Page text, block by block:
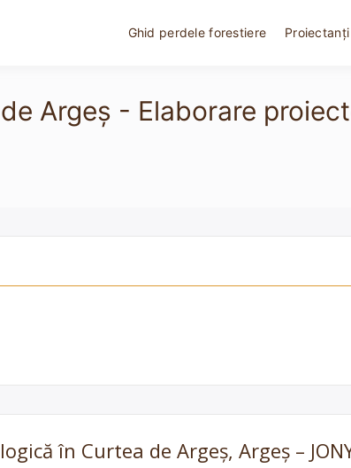
Ghid perdele forestiere Proiectanți
Argeș - Elaborare
în Curtea de Argeș, Argeș –